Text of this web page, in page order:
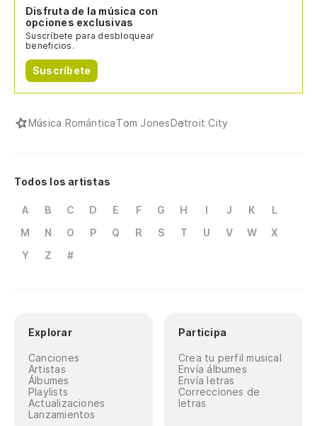
Disfruta de la música con
opciones exclusivas
Suscríbete para desbloquear
beneficios.
Suscríbete
Música RománticaTom JonesDetroit City
Todos los artistas
A B C D E F G H I J K
L
M
N O P Q R S T U V W
X
Y
Z #
Explorar
Canciones
Artistas
Álbumes
Playlists
Actualizaciones
Lanzamientos
Participa
Crea tu perfil musical
Envía álbumes
Envía letras
Correcciones de
letras